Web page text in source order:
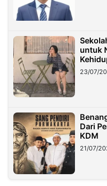
untuk
23/07/
Dari
KDM
21/07/